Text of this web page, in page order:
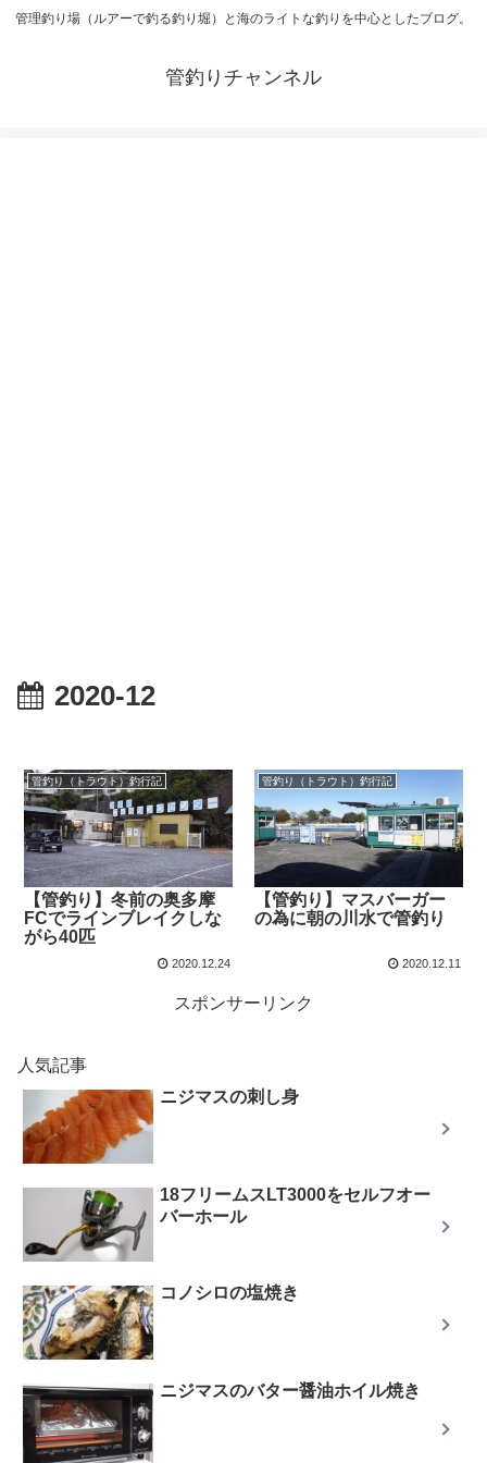
管理釣り場（ルアーで釣る釣り堀）と海のライトな釣りを中心としたブログ。
管釣りチャンネル
2020-12
管釣り（トラウト）釣行記
【管釣り】冬前の奥多摩
FCでラインブレイクしな
がら40匹
2020.12.24
管釣り（トラウト）釣行記
【管釣り】マスバーガー
の為に朝の川水で管釣り
2020.12.11
スポンサーリンク
人気記事
ニジマスの刺し身
18フリームスLT3000をセルフオー
バーホール
コノシロの塩焼き
ニジマスのバター醤油ホイル焼き